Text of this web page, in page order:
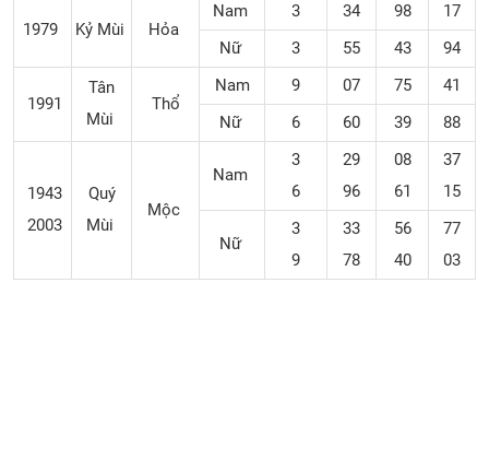
1979 Kỷ Mùi Hỏa
Nam 3 34 98
17
Nữ
3 55 43 94
1991
Tân
Mùi
Thổ
Nam 9 07 75
41
Nữ
6 60 39 88
1943
2003
Quý
Mùi
Mộc
Nam
3
6
29
96
08
61
37
15
Nữ
3
9
33
78
56
40
77
03